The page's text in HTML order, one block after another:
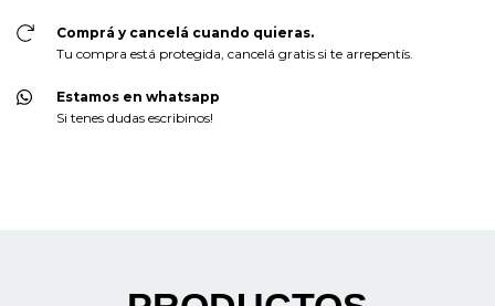
Comprá y cancelá cuando quieras.
Tu compra está protegida, cancelá gratis si te arrepentís.
Estamos en whatsapp
Si tenes dudas escribinos!